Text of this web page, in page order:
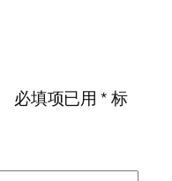
必填项已用*标